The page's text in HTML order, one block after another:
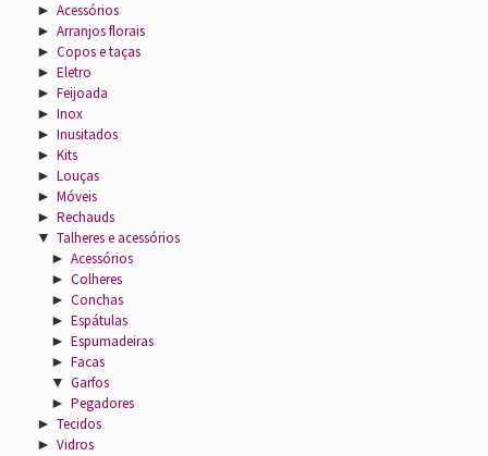
► Acessórios
► Arranjos florais
► Copos e taças
► Eletro
► Feijoada
► Inox
► Inusitados
► Kits
► Louças
► Móveis
► Rechauds
▼ Talheres e acessórios
► Acessórios
► Colheres
► Conchas
► Espátulas
► Espumadeiras
► Facas
▼ Garfos
► Pegadores
► Tecidos
► Vidros